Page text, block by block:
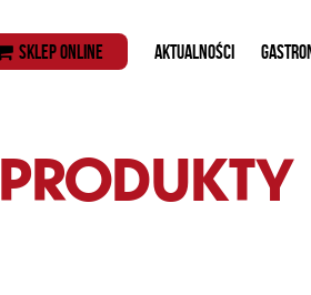
SKLEP ONLINE AKTUALNOŚCI
PRODUKTY